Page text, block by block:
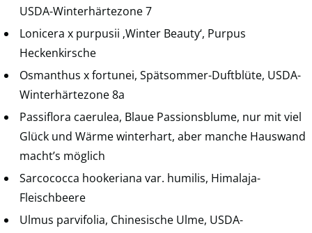
USDA-Winterhärtezone 7
Lonicera x purpusii ‚Winter Beauty‘, Purpus
Heckenkirsche
Osmanthus x fortunei, Spätsommer-Duftblüte, USDA-
Winterhärtezone 8a
Passiflora caerulea, Blaue Passionsblume, nur mit viel
Glück und Wärme winterhart, aber manche Hauswand
macht’s möglich
Sarcococca hookeriana var. humilis, Himalaja-
Fleischbeere
Ulmus parvifolia, Chinesische Ulme, USDA-